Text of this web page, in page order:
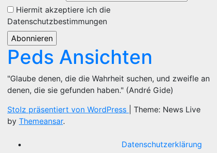
Hiermit akzeptiere ich die
Datenschutzbestimmungen
Peds Ansichten
"Glaube denen, die die Wahrheit suchen, und zweifle an
denen, die sie gefunden haben." (André Gide)
Stolz präsentiert von WordPress
Theme: News Live
by Themeansar.
Datenschutzerklärung